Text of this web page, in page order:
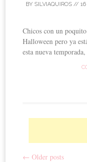
BY SILVIAQUIROS //
Chicos con un
Halloween pero ya
esta nueva
← Older posts